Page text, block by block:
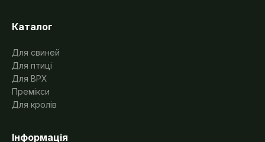
Каталог
Для свиней
Для птиці
Для ВРХ
Премікси
Для кролів
Інформація